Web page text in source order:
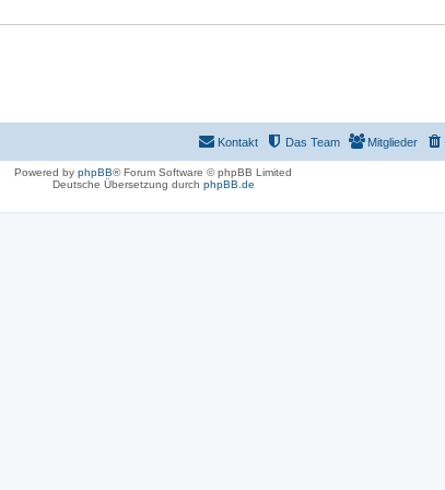
Mitglieder
Das Team
Kontakt
Powered by phpBB® Forum Software © phpBB Limited
Deutsche Übersetzung durch phpBB.de